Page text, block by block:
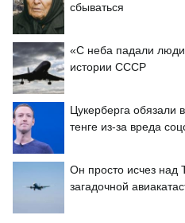
сбываться
«С неба падали
истории СССР
Цукерберга обязали
тенге из-за вреда
Он просто исчез над
загадочной